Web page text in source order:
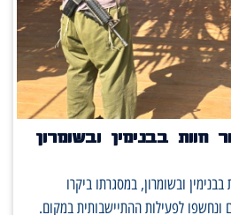
חוות בבנימין ובשומרון
ובשומרון, במסגרתו ביקרו
לפעילות ההתיישבותית במקום.